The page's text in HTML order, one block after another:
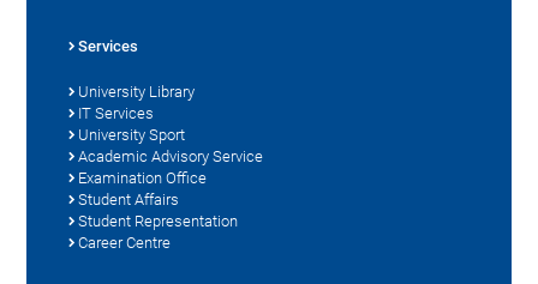
Services
University Library
IT Services
University Sport
Academic Advisory Service
Examination Office
Student Affairs
Student Representation
Career Centre